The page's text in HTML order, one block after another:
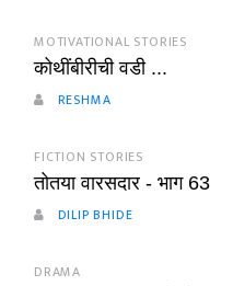
MOTIVATIONAL STORIES
कोथींबीरीची वडी ...
RESHMA
FICTION STORIES
तोतया वारसदार - भाग 63
DILIP BHIDE
DRAMA